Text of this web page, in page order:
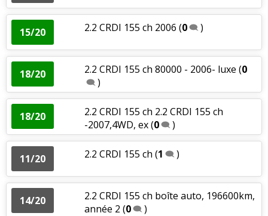
15/20 2.2 CRDI 155 ch 2006 (0 )
18/20 2.2 CRDI 155 ch 80000 - 2006- luxe (0
)
18/20
2.2 CRDI 155 ch 2.2 CRDI 155 ch
-2007,4WD, ex(0 )
11/20 2.2 CRDI 155 ch (1 )
14/20
2.2 CRDI 155 ch boîte auto, 196600km,
année 2 (0 )